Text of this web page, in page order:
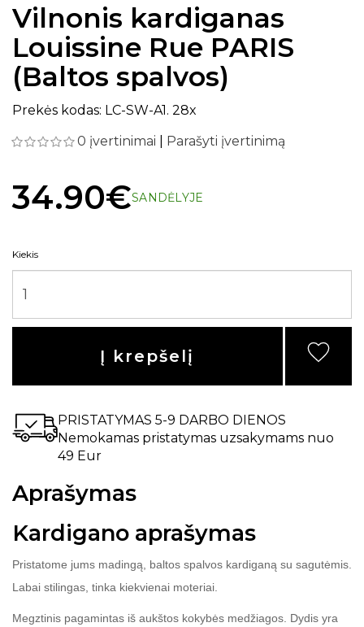
Vilnonis kardiganas
Louissine Rue PARIS
(Baltos spalvos)
Prekės kodas: LC-SW-A1. 28x
0 įvertinimai
Parašyti įvertinimą
34.90€SANDĖLYJE
Kiekis
Į krepšelį
PRISTATYMAS 5-9 DARBO DIENOS
Nemokamas pristatymas uzsakymams nuo
49 Eur
Aprašymas
Kardigano aprašymas
Pristatome jums madingą, baltos spalvos kardiganą su sagutėmis.
Labai stilingas, tinka kiekvienai moteriai.
Megztinis pagamintas iš aukštos kokybės medžiagos. Dydis yra